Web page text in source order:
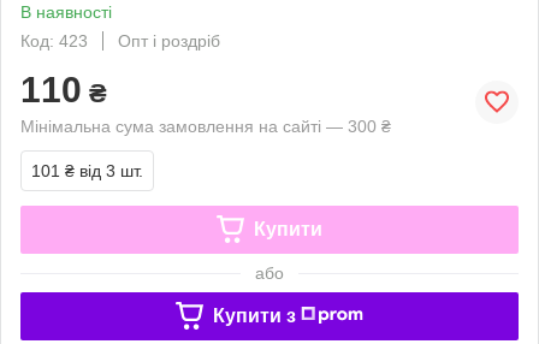
В наявності
Код: 423
Опт і роздріб
110 ₴
Мінімальна сума замовлення на сайті — 300 ₴
101 ₴ від 3 шт.
Купити
або
Купити з